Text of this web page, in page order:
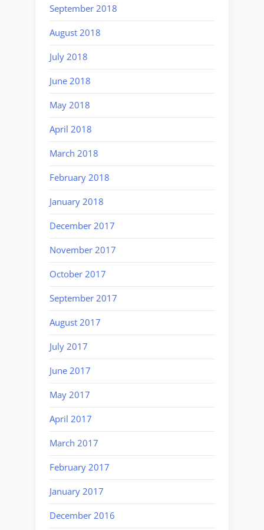
September 2018
August 2018
July 2018
June 2018
May 2018
April 2018
March 2018
February 2018
January 2018
December 2017
November 2017
October 2017
September 2017
August 2017
July 2017
June 2017
May 2017
April 2017
March 2017
February 2017
January 2017
December 2016